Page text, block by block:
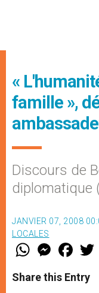
«
famille »,
Discours de
diplomatique
JANVIER 07, 2008
LOCALES
W
t
s
M
e
s
e
F
a
e
b
Share this Entry